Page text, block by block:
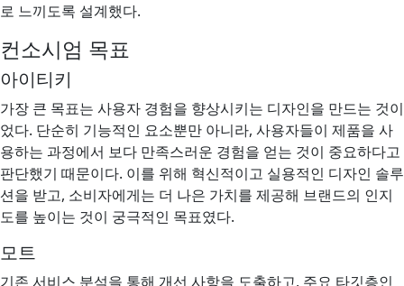
로 느끼도록 설계했다.
컨소시엄 목표
아이티키
가장 큰 목표는 사용자 경험을 향상시키는 디자인을 만드는 것이
었다. 단순히 기능적인 요소뿐만 아니라, 사용자들이 제품을 사
용하는 과정에서 보다 만족스러운 경험을 얻는 것이 중요하다고
판단했기 때문이다. 이를 위해 혁신적이고 실용적인 디자인 솔루
션을 받고, 소비자에게는 더 나은 가치를 제공해 브랜드의 인지
도를 높이는 것이 궁극적인 목표였다.
모트
기존 서비스 분석을 통해 개선 사항을 도출하고, 주요 타깃층인